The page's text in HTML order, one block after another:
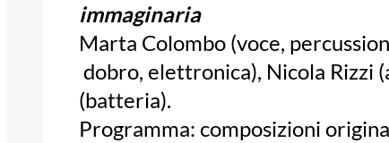
immaginaria
Marta Colombo (voce,
dobro, elettronica), Nicola Rizzi
(batteria).
Programma: composizioni